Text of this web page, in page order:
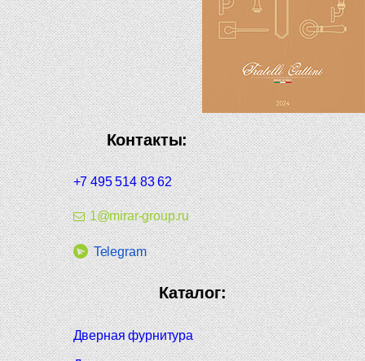
Контакты:
+7 495 514 83 62
1@mirar-group.ru
Telegram
Каталог:
Дверная фурнитура